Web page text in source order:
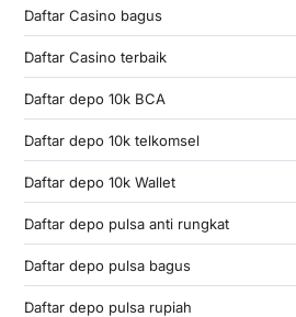
Daftar Casino bagus
Daftar Casino terbaik
Daftar depo 10k BCA
Daftar depo 10k telkomsel
Daftar depo 10k Wallet
Daftar depo pulsa anti rungkat
Daftar depo pulsa bagus
Daftar depo pulsa rupiah